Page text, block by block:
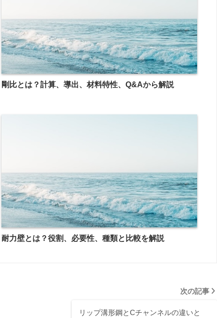
剛比とは？計算、導出、材料特性、Q&Aから解説
耐力壁とは？役割、必要性、種類と比較を解説
次の記事
リップ溝形鋼とCチャンネルの違いと